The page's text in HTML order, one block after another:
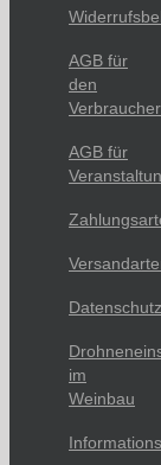
AGB für
den
Verbraucher
AGB für
Datenschutz
im
Weinbau